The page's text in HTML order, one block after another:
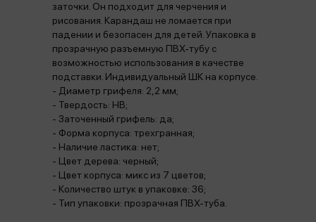
заточки. Он подходит для черчения и
рисования. Карандаш не ломается при
падении и безопасен для детей. Упаковка в
прозрачную разъемную ПВХ-тубу с
возможностью использования в качестве
подставки. Индивидуальный ШК на корпусе.
- Диаметр грифеля: 2,2 мм;
- Твердость: HB;
- Заточенный грифель: да;
- Форма корпуса: трехгранная;
- Наличие ластика: нет;
- Цвет дерева: черный;
- Цвет корпуса: микс из 7 цветов;
- Количество штук в упаковке: 36;
- Тип упаковки: прозрачная ПВХ-туба.